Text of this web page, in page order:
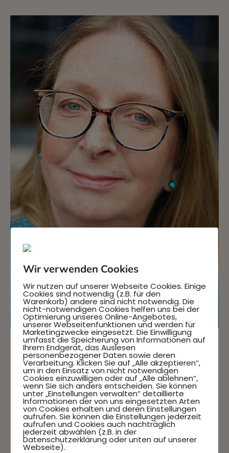
Wir verwenden Cookies
Wir nutzen auf unserer Webseite Cookies. Einige
Cookies sind notwendig (z.B. für den
Warenkorb) andere sind nicht notwendig. Die
nicht-notwendigen Cookies helfen uns bei der
Optimierung unseres Online-Angebotes,
unserer Webseitenfunktionen und werden für
Marketingzwecke eingesetzt. Die Einwilligung
umfasst die Speicherung von Informationen auf
Ihrem Endgerät, das Auslesen
personenbezogener Daten sowie deren
Verarbeitung. Klicken Sie auf „Alle akzeptieren“,
um in den Einsatz von nicht notwendigen
Cookies einzuwilligen oder auf „Alle ablehnen“,
wenn Sie sich anders entscheiden. Sie können
unter „Einstellungen verwalten“ detaillierte
Informationen der von uns eingesetzten Arten
von Cookies erhalten und deren Einstellungen
aufrufen. Sie können die Einstellungen jederzeit
aufrufen und Cookies auch nachträglich
jederzeit abwählen (z.B. in der
Datenschutzerklärung oder unten auf unserer
Webseite).